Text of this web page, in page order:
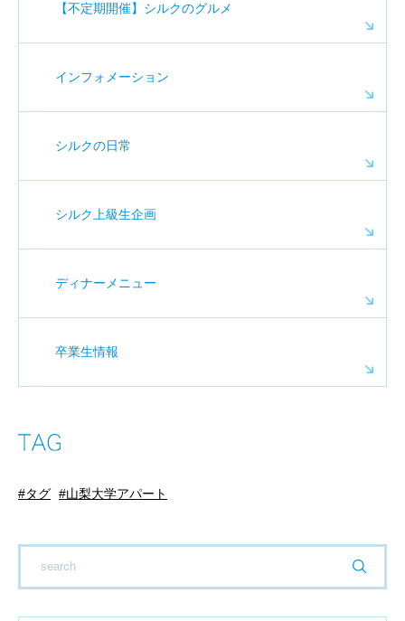
【不定期開催】シルクのグルメ
インフォメーション
シルクの日常
シルク上級生企画
ディナーメニュー
卒業生情報
タグ 山梨大学アパート